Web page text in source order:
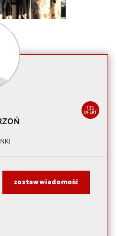
135
OFERT
zostaw wiadomość